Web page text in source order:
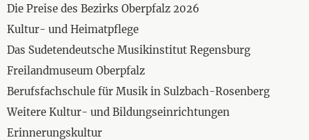
Die Preise des Bezirks Oberpfalz 2026
Kultur- und Heimatpflege
Das Sudetendeutsche Musikinstitut Regensburg
Freilandmuseum Oberpfalz
Berufsfachschule für Musik in Sulzbach-Rosenberg
Weitere Kultur- und Bildungseinrichtungen
Erinnerungskultur